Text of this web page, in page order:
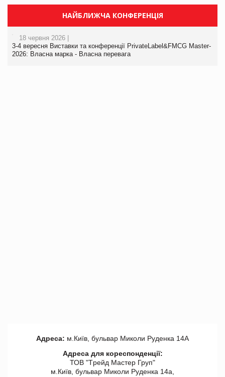
НАЙБЛИЖЧА КОНФЕРЕНЦІЯ
18 червня 2026 |
3-4 вересня Виставки та конференції PrivateLabel&FMCG Master-
2026: Власна марка - Власна перевага
Адреса: м.Київ, бульвар Миколи Руденка 14А
Адреса для кореспонденції:
ТОВ "Tрейд Мастер Груп"
м.Київ, бульвар Миколи Руденка 14а,